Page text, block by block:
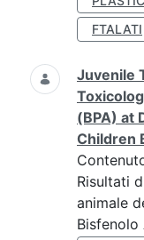
FTALATI
Juvenile
(BPA) at
Children
Risultati
animale
Bisfenolo